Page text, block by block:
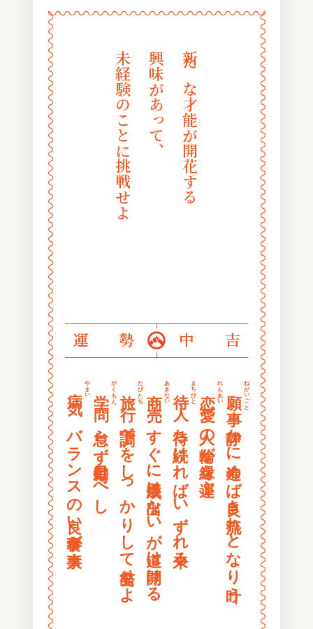
新たな才能が開花する
興味があって、
未経験のことに挑戦せよ
運勢 中吉
ねがいごと
静かに進めば良き流れとなり叶う
れんあい
人の輪が縁を運ぶ
まちびと
待ち続ければいずれ来る
あきない
すぐに成果は出ないが道は開ける
たびたち
下調べをしっかりして出発せよ
がくもん
怠らず毎日励むべし
やまい
バランスの良い食事が大事
〰〰〰〰〰〰〰〰〰〰〰〰〰
〰
〰
〰
〰
〰
〰
〰
〰
〰
〰
〰
〰
〰
〰
〰
〰
〰
〰
〰
〰
〰
〰
〰
〰
〰
〰
〰
〰
〰
〰
〰
〰
〰
〰
〰
〰
〰
〰
〰
〰
〰
〰
〰
〰
〰
〰
〰
〰
〰
〰
〰
〰
〰
〰
〰
〰
〰
〰
〰
〰
〰
〰
〰
〰